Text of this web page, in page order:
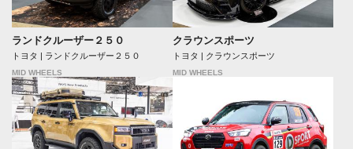
ランドクルーザー２５０
トヨタ | ランドクルーザー２５０
MID WHEELS
クラウンスポーツ
トヨタ | クラウンスポーツ
MID WHEELS